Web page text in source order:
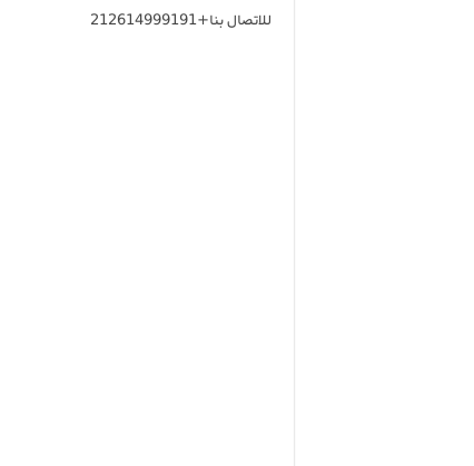
للاتصال بنا+212614999191